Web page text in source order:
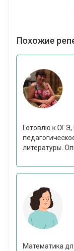
Похожие
Готовлю к
литературы.
Математика